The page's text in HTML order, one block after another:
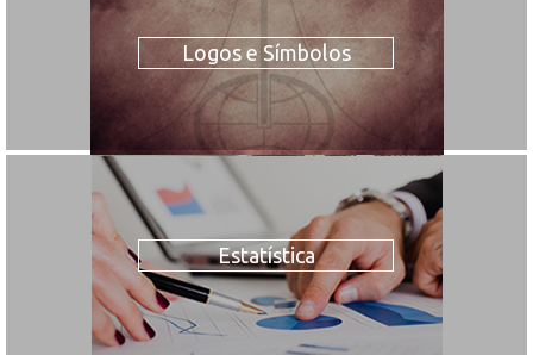
Logos e Símbolos
Estatística